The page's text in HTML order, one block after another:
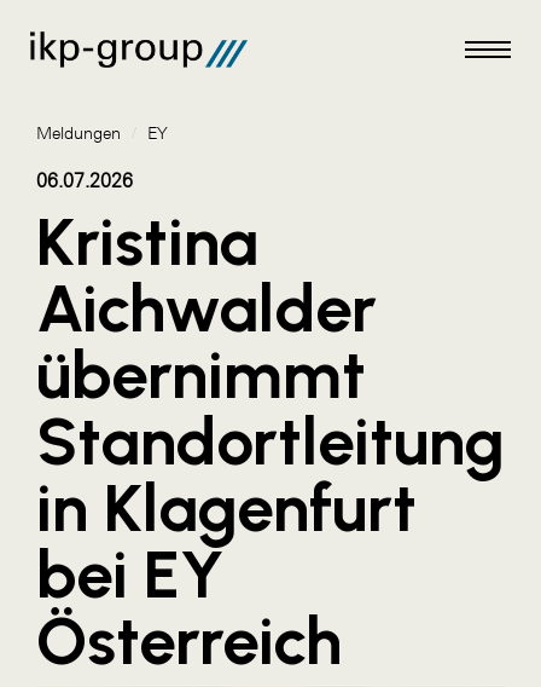
Meldungen
AKTUELLES
ACO
ALEX Krems
Amazon Web Services
Artweger
AustroCel Hallein
Blaguss
Bundesverband Sonnenschutztechnik
Cineplexx
Meldungen / EY
06.07.2026
Kristina
Aichwalder
übernimmt
Standortleitung
in Klagenfurt
bei EY
Österreich